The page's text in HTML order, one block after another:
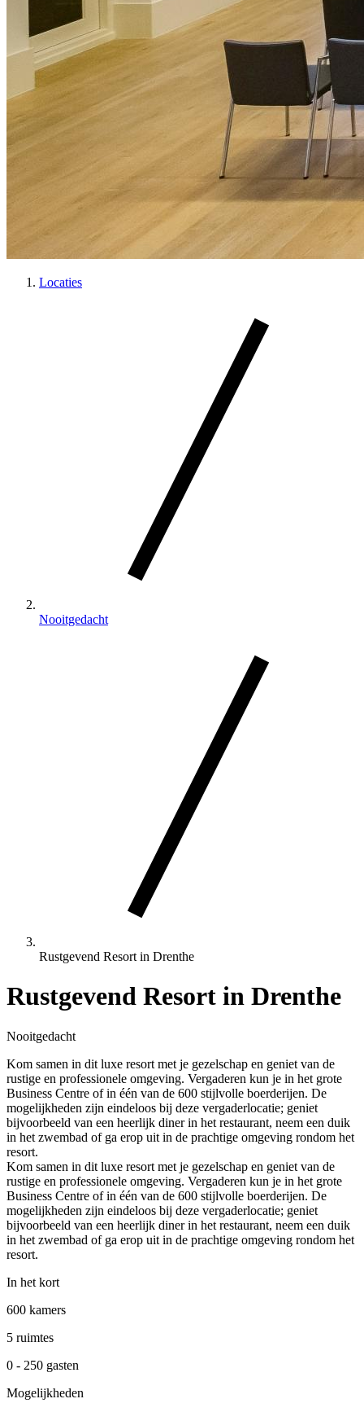
Locaties
Nooitgedacht
Rustgevend Resort in Drenthe
Rustgevend Resort in Drenthe
Nooitgedacht
Kom samen in dit luxe resort met je gezelschap en geniet van de
rustige en professionele omgeving. Vergaderen kun je in het grote
Business Centre of in één van de 600 stijlvolle boerderijen. De
mogelijkheden zijn eindeloos bij deze vergaderlocatie; geniet
bijvoorbeeld van een heerlijk diner in het restaurant, neem een duik
in het zwembad of ga erop uit in de prachtige omgeving rondom het
resort.
Kom samen in dit luxe resort met je gezelschap en geniet van de
rustige en professionele omgeving. Vergaderen kun je in het grote
Business Centre of in één van de 600 stijlvolle boerderijen. De
mogelijkheden zijn eindeloos bij deze vergaderlocatie; geniet
bijvoorbeeld van een heerlijk diner in het restaurant, neem een duik
in het zwembad of ga erop uit in de prachtige omgeving rondom het
resort.
In het kort
600 kamers
5 ruimtes
0 - 250 gasten
Mogelijkheden